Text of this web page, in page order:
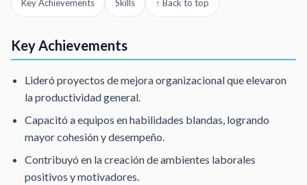
Key Achievements Skills ↑ Back to top
Key Achievements
Lideró proyectos de mejora organizacional que elevaron
la productividad general.
Capacitó a equipos en habilidades blandas, logrando
mayor cohesión y desempeño.
Contribuyó en la creación de ambientes laborales
positivos y motivadores.